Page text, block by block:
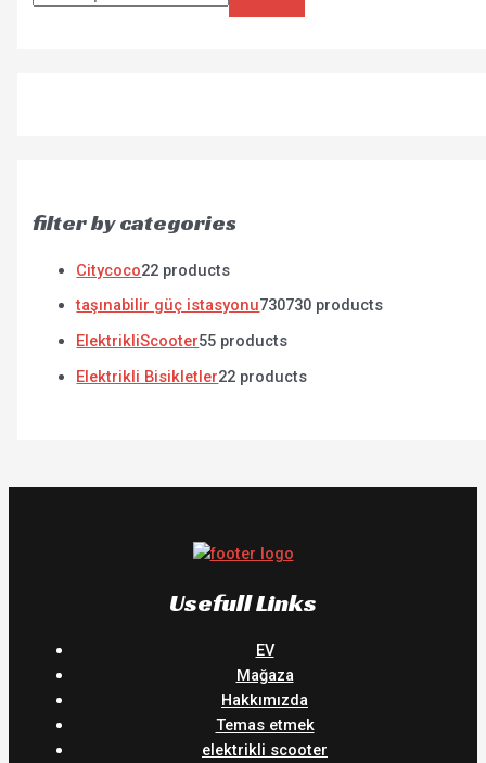
filter by categories
Citycoco22 products
taşınabilir güç istasyonu730730 products
ElektrikliScooter55 products
Elektrikli Bisikletler22 products
Usefull Links
EV
Mağaza
Hakkımızda
Temas etmek
elektrikli scooter